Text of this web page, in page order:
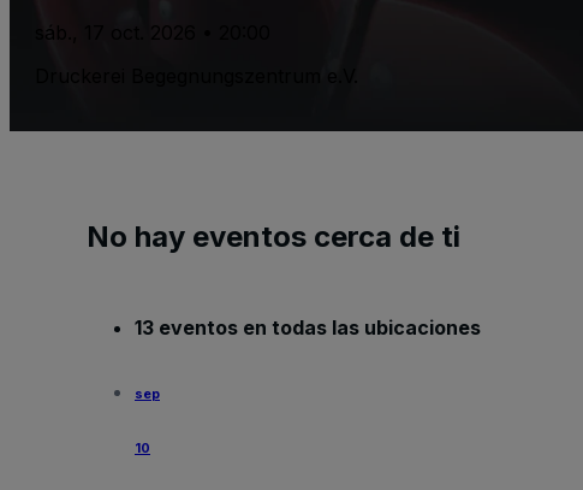
sáb., 17 oct. 2026 • 20:00
No hay eventos cerca de ti
13 eventos en todas las ubicaciones
sep
10